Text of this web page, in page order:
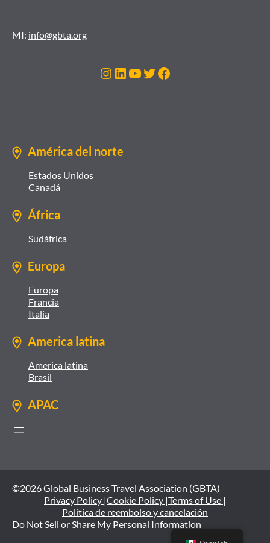
MI: info@gbta.org
Instagram
LinkedIn
YouTube
Twitter
Facebook
América del norte
Estados Unidos
Canadá
África
Sudáfrica
Europa
Europa
Francia
Italia
America latina
America latina
Brasil
APAC
©2026 Global Business Travel Association (GBTA)
Privacy Policy |Cookie Policy |Terms of Use |
Política de reembolso y cancelación
Do Not Sell or Share My Personal Information